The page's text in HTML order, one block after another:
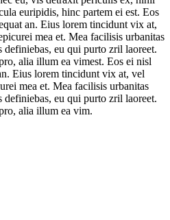
euripidis, hinc partem ei est. Eos
an. Eius lorem tincidunt vix at,
mea et. Mea facilisis urbanitas
eu qui purto zril laoreet.
alia illum ea vimest. Eos ei nisl
Eius lorem tincidunt vix at, vel
mea et. Mea facilisis urbanitas
eu qui purto zril laoreet.
alia illum ea vim.